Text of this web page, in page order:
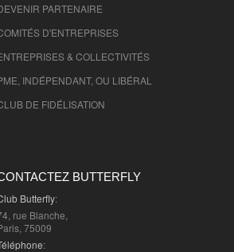
PARTENAIRE
D'ENTREPRISES
& COLLECTIVITÉS
INDÉPENDANT, OU LIBÉRAL
DE FIDÉLISATION
BUTTERFLY
Butterfly:
rue Blanche,
75009
: